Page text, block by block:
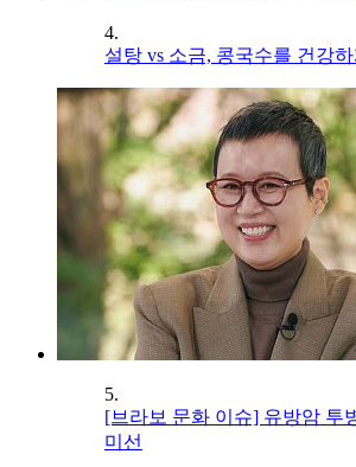
4.
설탕 vs 소금, 콩국수를 건강
5.
[브라보 문화 이슈] 유방암 투
미선